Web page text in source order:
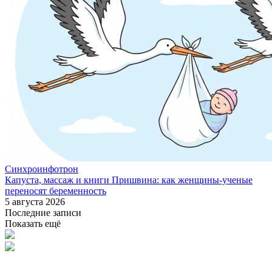
Синхроинфотрон
Капуста, массаж и книги Пришвина: как женщины-ученые
переносят беременность
5 августа 2026
Последние записи
Показать ещё